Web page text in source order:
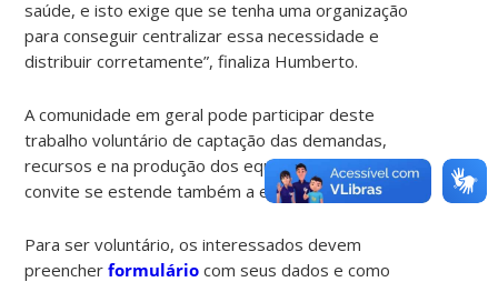
saúde, e isto exige que se tenha uma organização
para conseguir centralizar essa necessidade e
distribuir corretamente”, finaliza Humberto.
A comunidade em geral pode participar deste
trabalho voluntário de captação das demandas,
recursos e na produção dos equipamentos. O
convite se estende também a empresários.
Para ser voluntário, os interessados devem
preencherformulário com seus dados e como